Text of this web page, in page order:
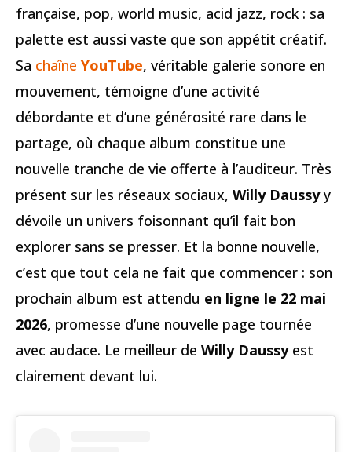
française, pop, world music, acid jazz, rock : sa
palette est aussi vaste que son appétit créatif.
Sa chaîne YouTube, véritable galerie sonore en
mouvement, témoigne d’une activité
débordante et d’une générosité rare dans le
partage, où chaque album constitue une
nouvelle tranche de vie offerte à l’auditeur. Très
présent sur les réseaux sociaux, Willy Daussyy
dévoile un univers foisonnant qu’il fait bon
explorer sans se presser. Et la bonne nouvelle,
c’est que tout cela ne fait que commencer : son
prochain album est attendu en ligne le 22 mai
2026, promesse d’une nouvelle page tournée
avec audace. Le meilleur de Willy Daussyest
clairement devant lui.